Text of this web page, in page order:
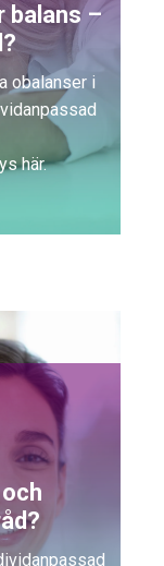
balans –
obalanser i
här.